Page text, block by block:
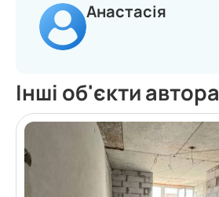
Анастасія
Інші об'єкти автора